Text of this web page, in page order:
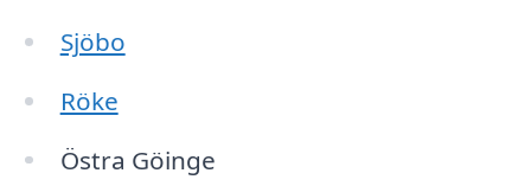
Sjöbo
Röke
Östra Göinge